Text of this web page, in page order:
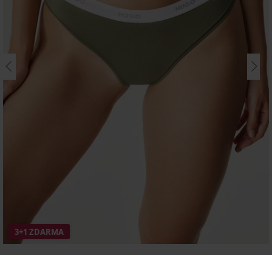
3+1 ZDARMA